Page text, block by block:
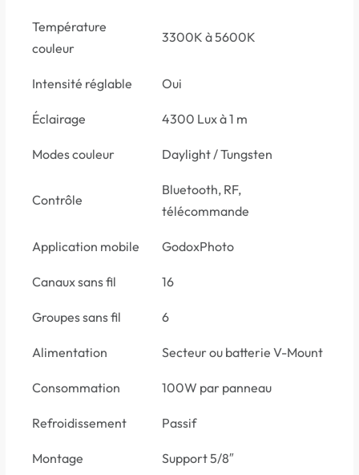
Température
couleur
3300K à 5600K
Intensité réglable Oui
Éclairage 4300 Lux à 1 m
Modes couleur Daylight / Tungsten
Contrôle
Bluetooth, RF,
télécommande
Application mobile GodoxPhoto
Canaux sans fil 16
Groupes sans fil 6
Alimentation Secteur ou batterie V-Mount
Consommation 100W par panneau
Refroidissement Passif
Montage Support 5/8″